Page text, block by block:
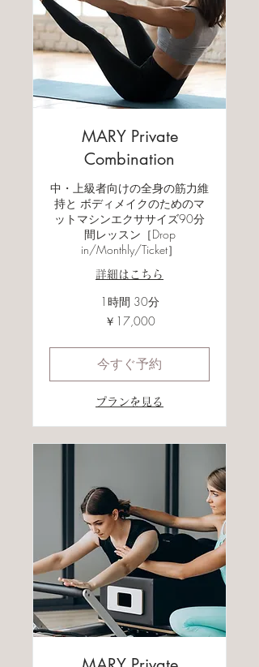
MARY Private
Combination
中・上級者向けの全身の筋力維
持と ボディメイクのためのマ
ットマシンエクササイズ90分
間レッスン［Drop
in/Monthly/Ticket］
詳細はこちら
1時間 30分
￥17,000
今すぐ予約
プランを見る